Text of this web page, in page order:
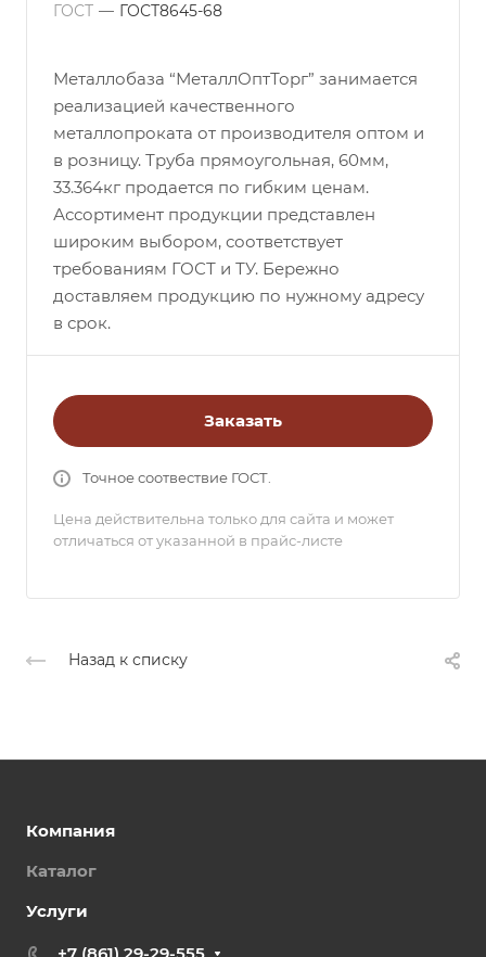
ГОСТ — ГОСТ8645-68
Металлобаза “МеталлОптТорг” занимается
реализацией качественного
металлопроката от производителя оптом и
в розницу. Труба прямоугольная, 60мм,
33.364кг продается по гибким ценам.
Ассортимент продукции представлен
широким выбором, соответствует
требованиям ГОСТ и ТУ. Бережно
доставляем продукцию по нужному адресу
в срок.
Заказать
Точное соотвествие ГОСТ.
Цена действительна только для сайта и может
отличаться от указанной в прайс-листе
Назад к списку
Компания
Каталог
Услуги